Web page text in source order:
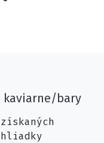
kaviarne/bary